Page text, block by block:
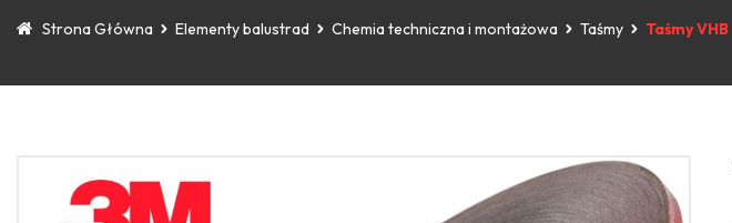
Strona Główna Elementy balustrad Chemia techniczna i montażowa Taśmy Taśmy VHB